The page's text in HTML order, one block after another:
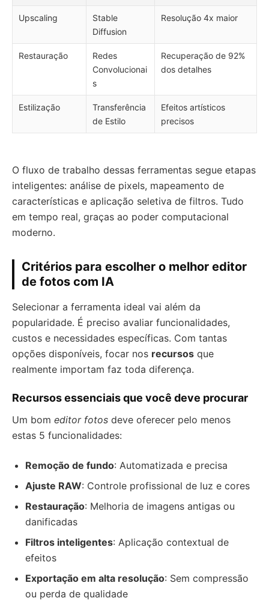
Upscaling
Stable
Diffusion
Resolução 4x maior
Restauração
Redes
Convolucionai
s
Recuperação de 92%
dos detalhes
Estilização
Transferência
de Estilo
Efeitos artísticos
precisos
O fluxo de trabalho dessas ferramentas segue etapas
inteligentes: análise de pixels, mapeamento de
características e aplicação seletiva de filtros. Tudo
em tempo real, graças ao poder computacional
moderno.
Critérios para escolher o melhor editor
de fotos com IA
Selecionar a ferramenta ideal vai além da
popularidade. É preciso avaliar funcionalidades,
custos e necessidades específicas. Com tantas
opções disponíveis, focar nos recursos que
realmente importam faz toda diferença.
Recursos essenciais que você deve procurar
Um bom editor fotos deve oferecer pelo menos
estas 5 funcionalidades:
Remoção de fundo: Automatizada e precisa
Ajuste RAW: Controle profissional de luz e cores
Restauração: Melhoria de imagens antigas ou
danificadas
Filtros inteligentes: Aplicação contextual de
efeitos
Exportação em alta resolução: Sem compressão
ou perda de qualidade